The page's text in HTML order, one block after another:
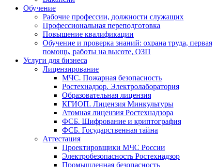
Обучение
Рабочие профессии, должности служащих
Профессиональная переподготовка
Повышение квалификации
Обучение и проверка знаний: охрана труда, первая
помощь, работы на высоте, ОЗП
Услуги для бизнеса
Лицензирование
МЧС. Пожарная безопасность
Ростехнадзор. Электролаборатория
Образовательная лицензия
КГИОП. Лицензия Минкультуры
Атомная лицензия Ростехнадзора
ФСБ. Шифрование и криптография
ФСБ. Государственная тайна
Аттестация
Проектировщики МЧС России
Электробезопасность Ростехнадзор
Промышленная безопасность